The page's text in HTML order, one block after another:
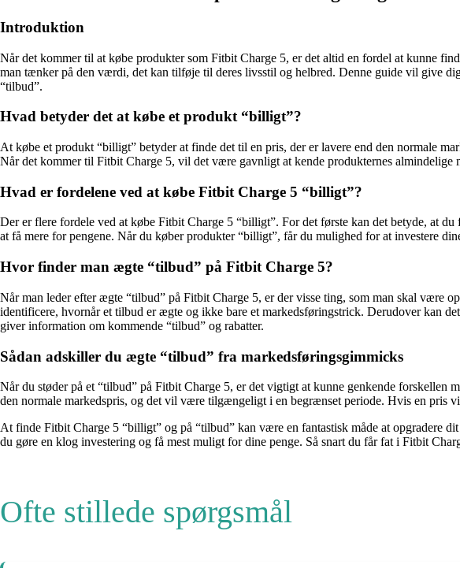
Introduktion
Når det kommer til at købe produkter som Fitbit Charge 5, er det altid en fordel at kunne
man tænker på den værdi, det kan tilføje til deres livsstil og helbred. Denne guide vil give
“tilbud”.
Hvad betyder det at købe et produkt “billigt”?
At købe et produkt “billigt” betyder at finde det til en pris, der er lavere end den normale
Når det kommer til Fitbit Charge 5, vil det være gavnligt at kende produkternes
Hvad er fordelene ved at købe Fitbit Charge 5 “billigt”?
Der er flere fordele ved at købe Fitbit Charge 5 “billigt”. For det første kan det betyde, at
at få mere for pengene. Når du køber produkter “billigt”, får du mulighed for at investere
Hvor finder man ægte “tilbud” på Fitbit Charge 5?
Når man leder efter ægte “tilbud” på Fitbit Charge 5, er der visse ting, som man skal være
identificere, hvornår et tilbud er ægte og ikke bare et markedsføringstrick. Derudover kan
giver information om kommende “tilbud” og rabatter.
Sådan adskiller du ægte “tilbud” fra markedsføringsgimmicks
Når du støder på et “tilbud” på Fitbit Charge 5, er det vigtigt at kunne genkende
den normale markedspris, og det vil være tilgængeligt i en begrænset periode. Hvis en pris
At finde Fitbit Charge 5 “billigt” og på “tilbud” kan være en fantastisk måde at opgradere
du gøre en klog investering og få mest muligt for dine penge. Så snart du får fat i Fitbit
Ofte stillede spørgsmål